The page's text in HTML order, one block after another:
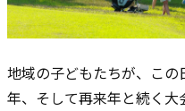
地域の子どもたちが、こ
年、そして再来年と続く